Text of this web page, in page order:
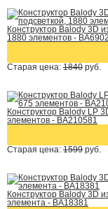
Конструктор Balody 3D
1880 элементов - BA6902
Старая цена: 1840 руб.
Конструктор Balody LP
элементов - BA210581
Старая цена: 1599 руб.
Конструктор Balody 3D
элемента - BA18381